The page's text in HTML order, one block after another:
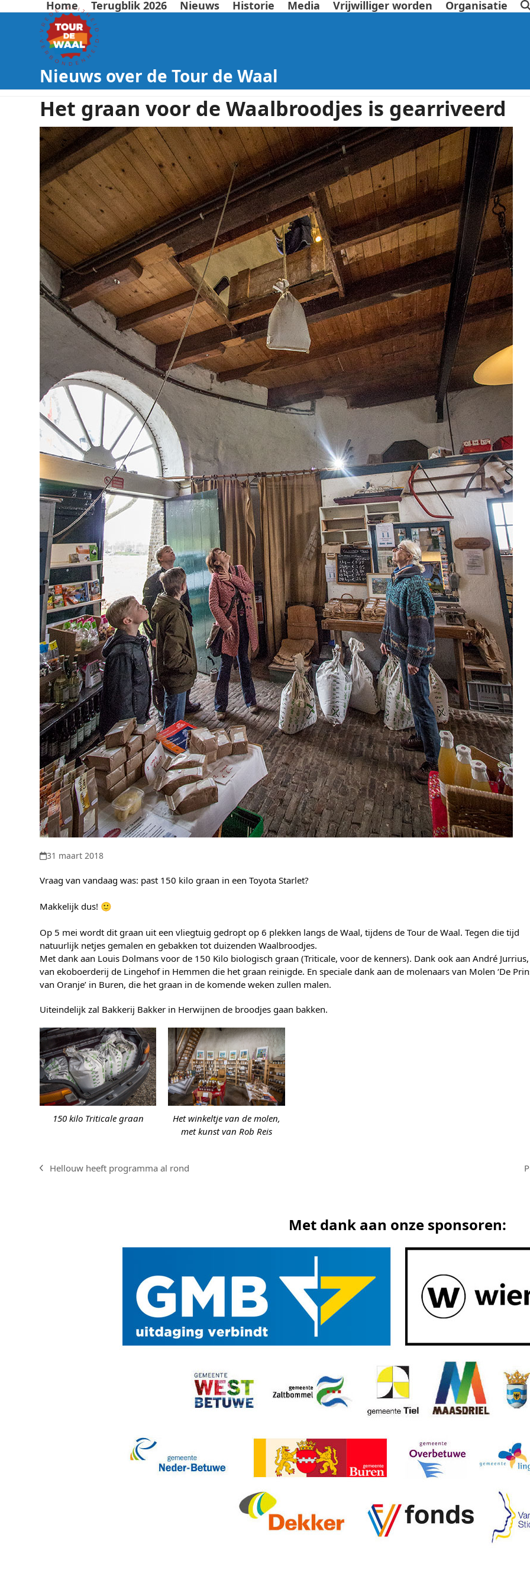
Home Terugblik 2026 Nieuws Historie Media Vrijwilliger worden Organisatie
Nieuws over de Tour de Waal
Het graan voor de Waalbroodjes is gearriveerd
31 maart 2018
Vraag van vandaag was: past 150 kilo graan in een Toyota Starlet?
Makkelijk dus! 🙂
Op 5 mei wordt dit graan uit een vliegtuig gedropt op 6 plekken langs de Waal, tijdens de Tour de Waal.Tegen die tijd
natuurlijk netjes gemalen en gebakken tot duizenden Waalbroodjes.
Met dank aan Louis Dolmans voor de 150 Kilo biologisch graan (Triticale, voor de kenners). Dank ook aan André Jurrius,
van ekoboerderij de Lingehof in Hemmen die het graan reinigde. En speciale dank aan de molenaars van Molen ‘De
van Oranje’ in Buren, die het graan in de komende weken zullen malen.
Uiteindelijk zal Bakkerij Bakker in Herwijnen de broodjes gaan bakken.
150 kilo Triticale graan
Het winkeltje van de molen,
met kunst van Rob Reis
previous
Hellouw heeft programma al rond
Met dank aan onze sponsoren: